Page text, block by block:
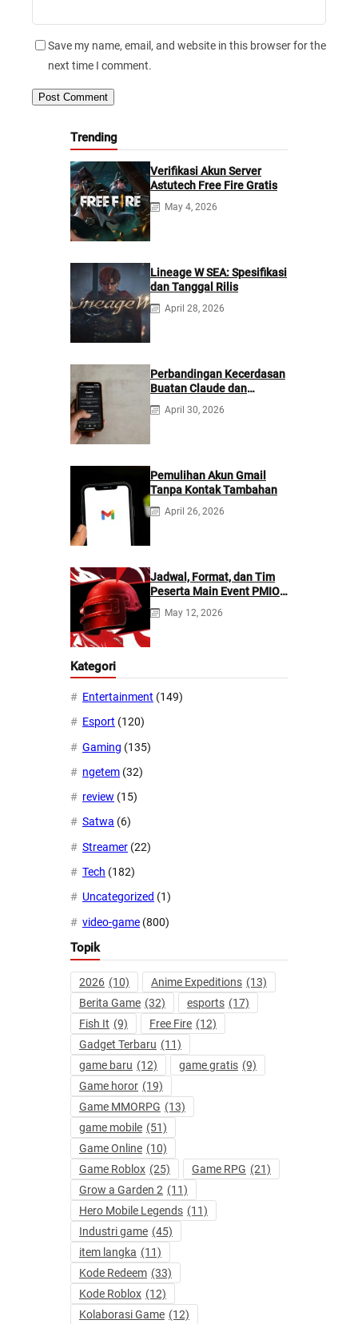
Save my name, email, and website in this browser for the
next time I comment.
Trending
Verifikasi Akun Server
Astutech Free Fire Gratis
May 4, 2026
Lineage W SEA: Spesifikasi
dan Tanggal Rilis
April 28, 2026
Perbandingan Kecerdasan
Buatan Claude dan
ChatGPT: Mana yang
Lebih Baik?
April 30, 2026
Pemulihan Akun Gmail
Tanpa Kontak Tambahan
April 26, 2026
Jadwal, Format, dan Tim
Peserta Main Event PMIO
2026
May 12, 2026
Kategori
Entertainment (149)
Esport (120)
Gaming (135)
ngetem (32)
review (15)
Satwa (6)
Streamer (22)
Tech (182)
Uncategorized (1)
video-game (800)
Topik
2026 (10) Anime Expeditions (13)
Berita Game (32) esports (17)
Fish It (9) Free Fire (12)
Gadget Terbaru (11)
game baru (12) game gratis (9)
Game horor (19)
Game MMORPG (13)
game mobile (51)
Game Online (10)
Game Roblox (25) Game RPG (21)
Grow a Garden 2 (11)
Hero Mobile Legends (11)
Industri game (45)
item langka (11)
Kode Redeem (33)
Kode Roblox (12)
Kolaborasi Game (12)